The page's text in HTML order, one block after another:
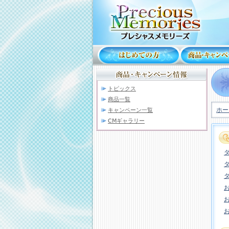
トピックス
商品一覧
キャンペーン一覧
CMギャラリー
ホ